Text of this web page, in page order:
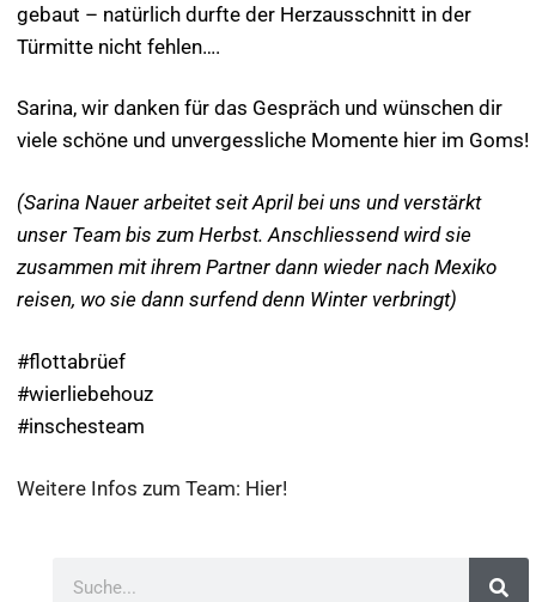
gebaut – natürlich durfte der Herzausschnitt in der
Türmitte nicht fehlen….
Sarina, wir danken für das Gespräch und wünschen dir
viele schöne und unvergessliche Momente hier im Goms!
(Sarina Nauer arbeitet seit April bei uns und verstärkt
unser Team bis zum Herbst. Anschliessend wird sie
zusammen mit ihrem Partner dann wieder nach Mexiko
reisen, wo sie dann surfend denn Winter verbringt)
#flottabrüef
#wierliebehouz
#inschesteam
Weitere Infos zum Team: Hier!